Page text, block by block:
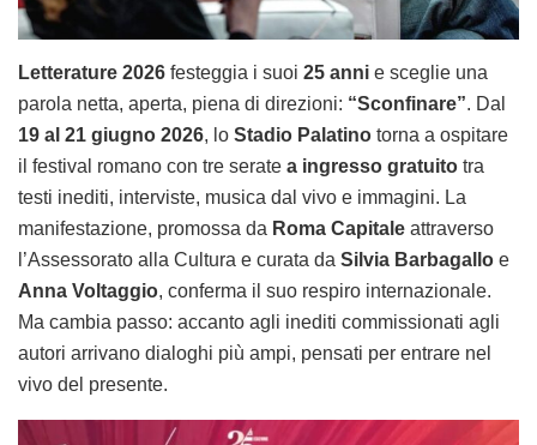
Letterature 2026 festeggia i suoi 25 anni e sceglie una
parola netta, aperta, piena di direzioni: “Sconfinare”. Dal
19 al 21 giugno 2026, lo Stadio Palatino torna a ospitare
il festival romano con tre serate a ingresso gratuito tra
testi inediti, interviste, musica dal vivo e immagini. La
manifestazione, promossa da Roma Capitale attraverso
l’Assessorato alla Cultura e curata da Silvia Barbagallo e
Anna Voltaggio, conferma il suo respiro internazionale.
Ma cambia passo: accanto agli inediti commissionati agli
autori arrivano dialoghi più ampi, pensati per entrare nel
vivo del presente.